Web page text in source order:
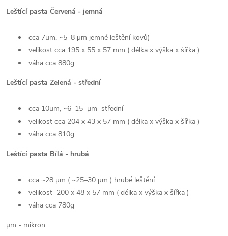
Leštící pasta Červená - jemná
cca 7um, ~5–8 µm jemné leštění kovů)
velikost cca 195 x 55 x 57 mm ( délka x výška x šířka )
váha cca 880g
Leštící pasta Zelená - střední
cca 10um, ~6–15 µm střední
velikost cca 204 x 43 x 57 mm ( délka x výška x šířka )
váha cca 810g
Leštící pasta Bílá - hrubá
cca ~28 µm ( ~25–30 µm ) hrubé leštění
velikost 200 x 48 x 57 mm ( délka x výška x šířka )
váha cca 780g
µm - mikron